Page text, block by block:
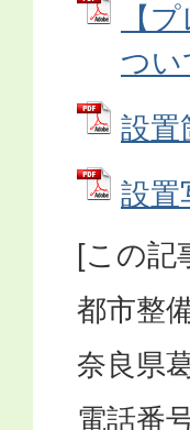
【
つい
設置
設置
[この記
都市整
奈良県
電話番